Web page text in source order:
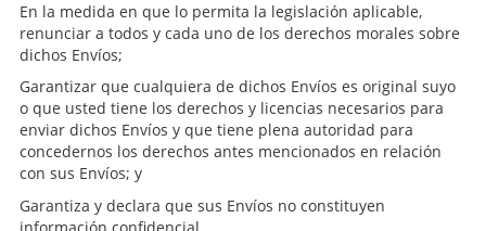
En la medida en que lo permita la legislación aplicable,
renunciar a todos y cada uno de los derechos morales sobre
dichos Envíos;
Garantizar que cualquiera de dichos Envíos es original suyo
o que usted tiene los derechos y licencias necesarios para
enviar dichos Envíos y que tiene plena autoridad para
concedernos los derechos antes mencionados en relación
con sus Envíos; y
Garantiza y declara que sus Envíos no constituyen
información confidencial.